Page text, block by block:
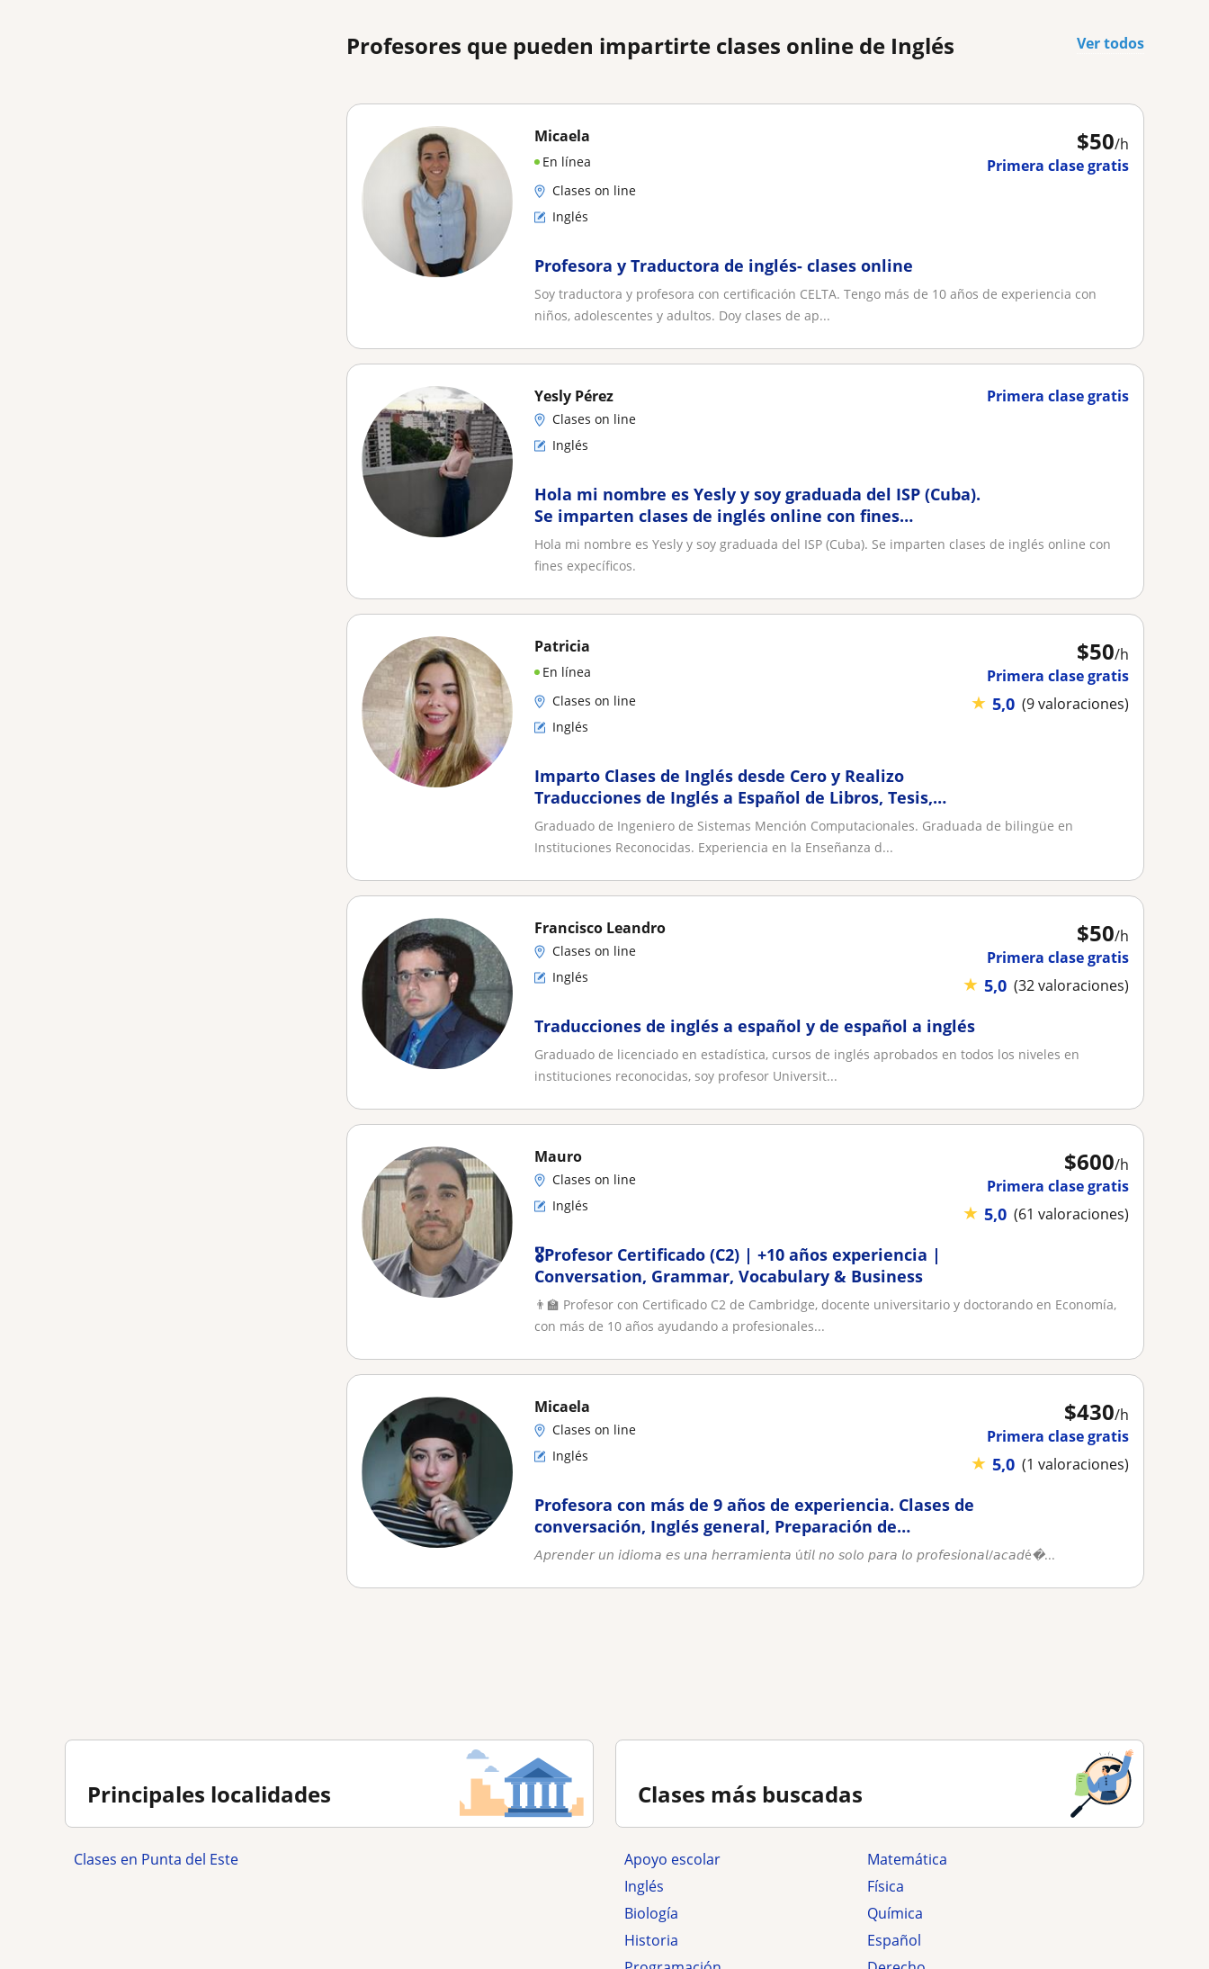
Profesores que pueden impartirte clases online de Inglés Ver todos
$50/h
Primera clase gratis
Micaela
En línea
Clases on line
Inglés
Profesora y Traductora de inglés- clases online
Soy traductora y profesora con certificación CELTA. Tengo más de 10 años de experiencia con
niños, adolescentes y adultos. Doy clases de ap...
Primera clase gratis
Yesly Pérez
Clases on line
Inglés
Hola mi nombre es Yesly y soy graduada del ISP (Cuba).
Se imparten clases de inglés online con fines
expecíficos
Hola mi nombre es Yesly y soy graduada del ISP (Cuba). Se imparten clases de inglés online con
fines expecíficos.
$50/h
Primera clase gratis
★ 5,0 (9 valoraciones)
Patricia
En línea
Clases on line
Inglés
Imparto Clases de Inglés desde Cero y Realizo
Traducciones de Inglés a Español de Libros, Tesis,
Artículos Académicos, VideoClases
Graduado de Ingeniero de Sistemas Mención Computacionales. Graduada de bilingüe en
Instituciones Reconocidas. Experiencia en la Enseñanza d...
$50/h
Primera clase gratis
★ 5,0 (32 valoraciones)
Francisco Leandro
Clases on line
Inglés
Traducciones de inglés a español y de español a inglés
Graduado de licenciado en estadística, cursos de inglés aprobados en todos los niveles en
instituciones reconocidas, soy profesor Universit...
$600/h
Primera clase gratis
★ 5,0 (61 valoraciones)
Mauro
Clases on line
Inglés
🎖️Profesor Certificado (C2) | +10 años experiencia |
Conversation, Grammar, Vocabulary & Business
👨‍🏫 Profesor con Certificado C2 de Cambridge, docente universitario y doctorando en Economía,
con más de 10 años ayudando a profesionales...
$430/h
Primera clase gratis
★ 5,0 (1 valoraciones)
Micaela
Clases on line
Inglés
Profesora con más de 9 años de experiencia. Clases de
conversación, Inglés general, Preparación de
exámenes int
𝘈𝘱𝘳𝘦𝘯𝘥𝘦𝘳 𝘶𝘯 𝘪𝘥𝘪𝘰𝘮𝘢 𝘦𝘴 𝘶𝘯𝘢 𝘩𝘦𝘳𝘳𝘢𝘮𝘪𝘦𝘯𝘵𝘢 ú𝘵𝘪𝘭 𝘯𝘰 𝘴𝘰𝘭𝘰 𝘱𝘢𝘳𝘢 𝘭𝘰 𝘱𝘳𝘰𝘧𝘦𝘴𝘪𝘰𝘯𝘢𝘭/𝘢𝘤𝘢𝘥é�...
Principales localidades
Clases en Punta del Este
Clases más buscadas
Apoyo escolar
Matemática
Inglés
Física
Biología
Química
Historia
Español